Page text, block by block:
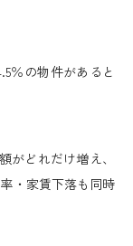
％の物件があると
がどれだけ増え、
・家賃下落も同時